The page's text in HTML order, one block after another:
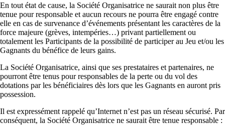
En tout état de cause, la Société Organisatrice ne saurait non plus être
tenue pour responsable et aucun recours ne pourra être engagé contre
elle en cas de survenance d’événements présentant les caractères de la
force majeure (grèves, intempéries…) privant partiellement ou
totalement les Participants de la possibilité de participer au Jeu et/ou les
Gagnants du bénéfice de leurs gains.
La Société Organisatrice, ainsi que ses prestataires et partenaires, ne
pourront être tenus pour responsables de la perte ou du vol des
dotations par les bénéficiaires dès lors que les Gagnants en auront pris
possession.
Il est expressément rappelé qu’Internet n’est pas un réseau sécurisé. Par
conséquent, la Société Organisatrice ne saurait être tenue responsable :